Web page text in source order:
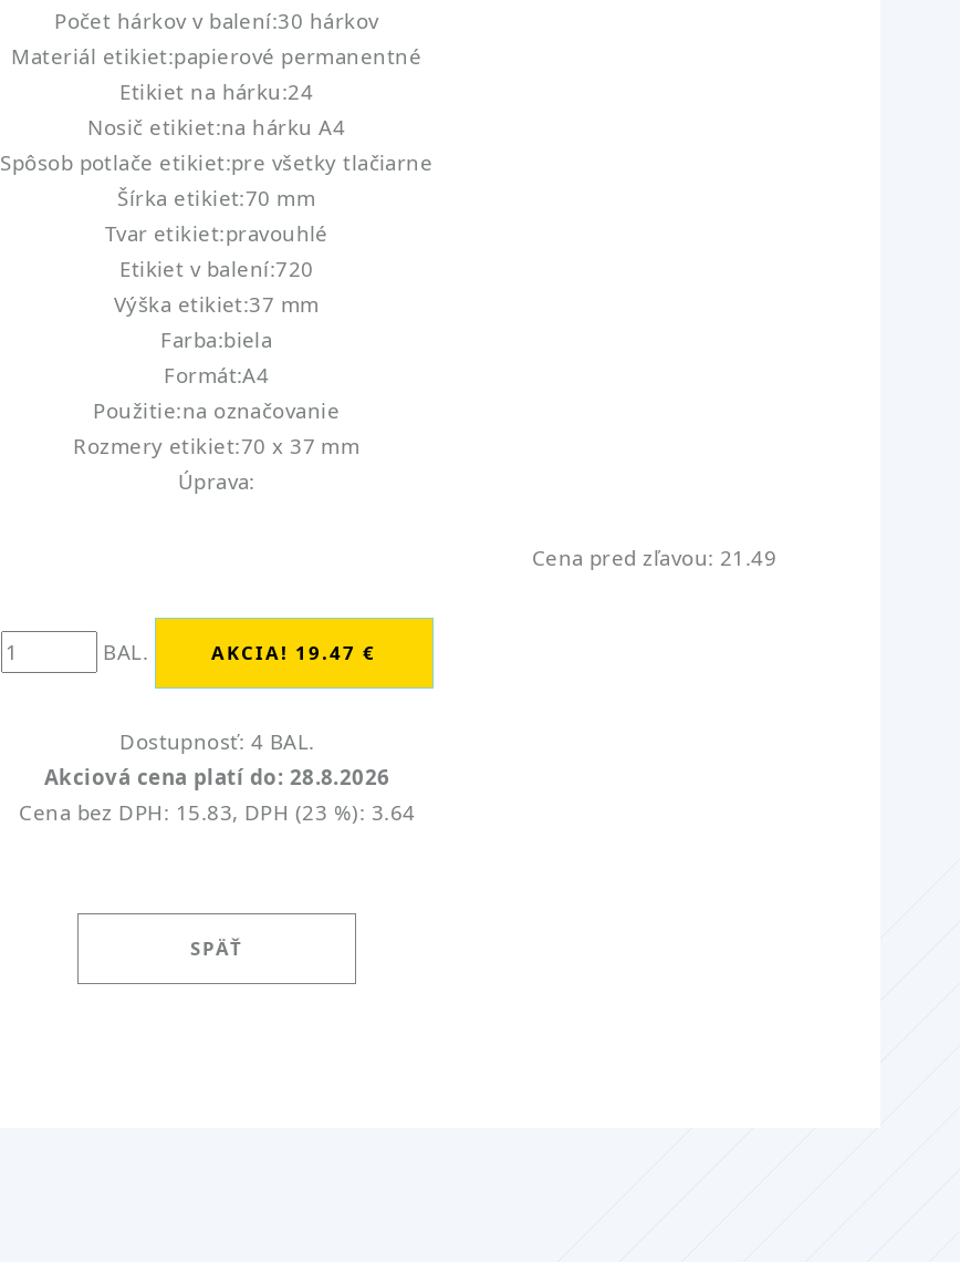
Počet hárkov v balení:30 hárkov
Materiál etikiet:papierové permanentné
Etikiet na hárku:24
Nosič etikiet:na hárku A4
Spôsob potlače etikiet:pre všetky tlačiarne
Šírka etikiet:70 mm
Tvar etikiet:pravouhlé
Etikiet v balení:720
Výška etikiet:37 mm
Farba:biela
Formát:A4
Použitie:na označovanie
Rozmery etikiet:70 x 37 mm
Úprava:
Cena pred zľavou: 21.49
BAL.
Dostupnosť: 4 BAL.
Akciová cena platí do: 28.8.2026
Cena bez DPH: 15.83, DPH (23 %): 3.64
SPÄŤ